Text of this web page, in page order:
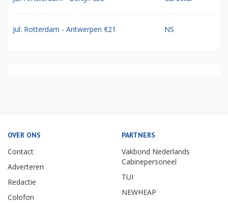
Jul: Rotterdam - Antwerpen €21 NS
OVER ONS
Contact
Adverteren
Redactie
Colofon
PARTNERS
Vakbond Nederlands
Cabinepersoneel
TUI
NEWHEAP